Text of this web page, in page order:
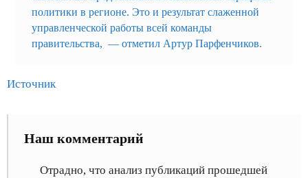
политики в регионе. Это и результат слаженной
управленческой работы всей команды
правительства, — отметил Артур Парфенчиков.
Источник
Наш комментарий
Отрадно, что анализ публикаций прошедшей